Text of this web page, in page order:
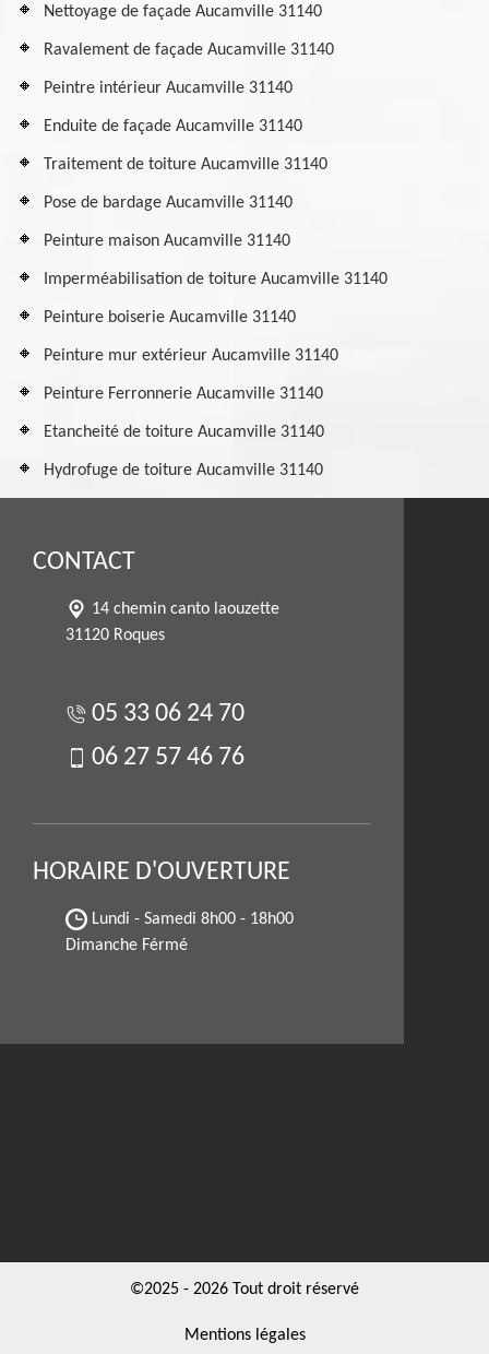
Nettoyage de façade Aucamville 31140
Ravalement de façade Aucamville 31140
Peintre intérieur Aucamville 31140
Enduite de façade Aucamville 31140
Traitement de toiture Aucamville 31140
Pose de bardage Aucamville 31140
Peinture maison Aucamville 31140
Imperméabilisation de toiture Aucamville 31140
Peinture boiserie Aucamville 31140
Peinture mur extérieur Aucamville 31140
Peinture Ferronnerie Aucamville 31140
Etancheité de toiture Aucamville 31140
Hydrofuge de toiture Aucamville 31140
CONTACT
14 chemin canto laouzette
31120 Roques
05 33 06 24 70
06 27 57 46 76
HORAIRE D'OUVERTURE
Lundi - Samedi 8h00 - 18h00
Dimanche Férmé
©2025 - 2026 Tout droit réservé
Mentions légales